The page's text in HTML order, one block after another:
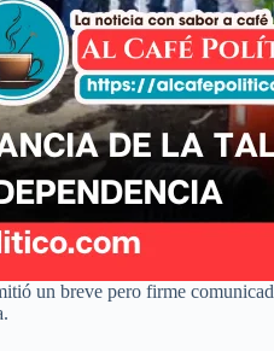
un breve pero firme